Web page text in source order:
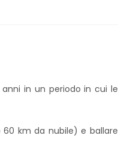
in un periodo in cui le
km da nubile) e ballare